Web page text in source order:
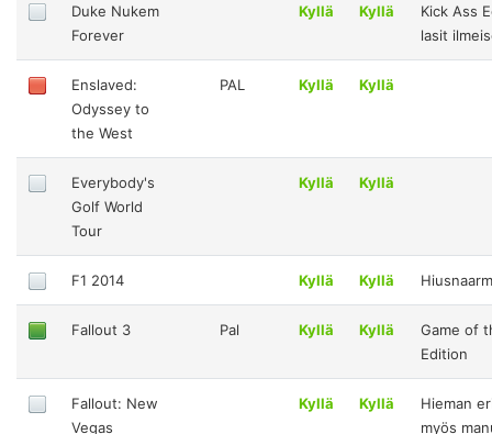
Duke Nukem
Forever
Kyllä Kyllä
Kick Ass
lasit
Enslaved:
Odyssey to
the West
PAL Kyllä Kyllä
Everybody's
Golf World
Tour
Kyllä Kyllä
F1 2014 Kyllä Kyllä
Fallout 3 Pal Kyllä Kyllä
Game of
Edition
Fallout: New
Vegas
Kyllä Kyllä
Hieman
myös